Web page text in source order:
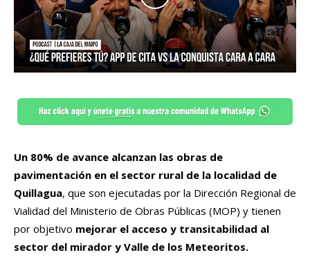
Un 80% de avance alcanzan las obras de
pavimentación en el sector rural de la localidad de
Quillagua, que son ejecutadas por la Dirección Regional de
Vialidad del Ministerio de Obras Públicas (MOP) y tienen
por objetivo mejorar el acceso y transitabilidad al
sector del mirador y Valle de los Meteoritos.